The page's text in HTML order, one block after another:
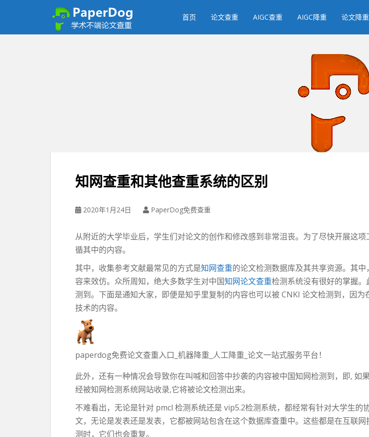
首页 论文查重 AIGC查重 AIGC降重 论文降重
知网查重和其他查重系统的区别
2020年1月24日 PaperDog免费查重
从附近的大学毕业后，学生们对论文的创作和修改感到非常沮丧。为了尽快开展这
循其中的内容。
其中，收集参考文献最常见的方式是知网查重的论文检测数据库及其共享资源。其
容来效仿。众所周知，绝大多数学生对中国知网论文查重检测系统没有很好的掌握
测到。下面是通知大家，即便是知乎里复制的内容也可以被 CNKI 论文检测到，因为
技术的内容。
paperdog免费论文查重入口_机器降重_人工降重_论文一站式服务平台！
此外，还有一种情况会导致你在叫喊和回答中抄袭的内容被中国知网检测到，即,
经被知网检测系统网站收录,它将被论文检测出来。
不难看出，无论是针对 pmcl 检测系统还是 vip5.2检测系统，都经常有针对大学生
文，无论是发表还是发表，它都被网站包含在这个数据库查重中。这些都是在互联
测时，它们也会重复。